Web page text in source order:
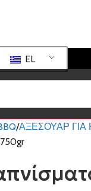
EL
ΑΞΕΣΟΥΑΡ ΓΙΑ